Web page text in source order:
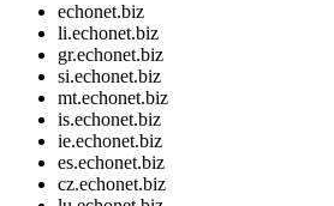
echonet.biz
li.echonet.biz
gr.echonet.biz
si.echonet.biz
mt.echonet.biz
is.echonet.biz
ie.echonet.biz
es.echonet.biz
cz.echonet.biz